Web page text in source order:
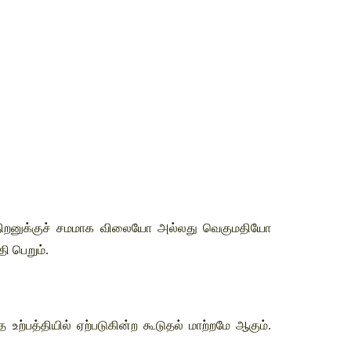
சமமாக விலையோ அல்லது வெகுமதியோ
பெறும்.
ஏற்படுகின்ற கூடுதல் மாற்றமே ஆகும்.